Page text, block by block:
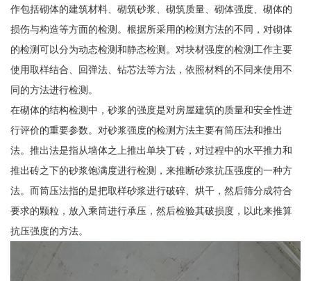
作包括砌体的建筑材料、砌筑砂浆、砌筑质量、砌体强度、砌体的
损伤与构造等方面的检测。根据所采用的检测方法的不同，对砌体
的检测可以分为动态检测和静态检测。对块材强度的检测工作主要
使用取样结合、回弹法、钻芯法等方法，依照材料的不同来使用不
同的方法进行检测。
在砌体的结构检测中，砂浆的强度是对房屋建筑的质量和安全性进
行评价的重要参数。对砂浆强度的检测方法主要有筒压法和推出
法。推出法是指从墙体之上推出单块丁砖，对过程中的水平推力和
推出砖之下的砂浆饱满度进行检测，来推断砂浆抗压强度的一种方
法。而筒压法指的是把取样砂浆进行破碎、烘干，然后筛分成符合
要求的颗粒，放入乘筒进行承压，然后检验其破损度，以此来推算
抗压强度的方法。